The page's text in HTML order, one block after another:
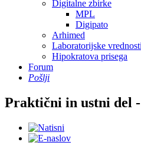
Digitalne zbirke
MPL
Digipato
Arhimed
Laboratorijske vrednosti
Hipokratova prisega
Forum
Pošlji
Praktični in ustni del